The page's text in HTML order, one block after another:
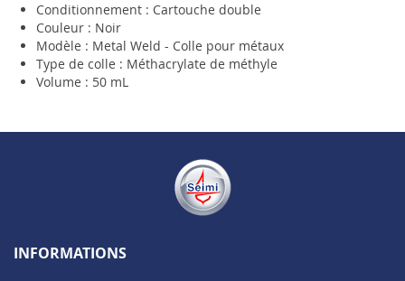
Conditionnement : Cartouche double
Couleur : Noir
Modèle : Metal Weld - Colle pour métaux
Type de colle : Méthacrylate de méthyle
Volume : 50 mL
INFORMATIONS